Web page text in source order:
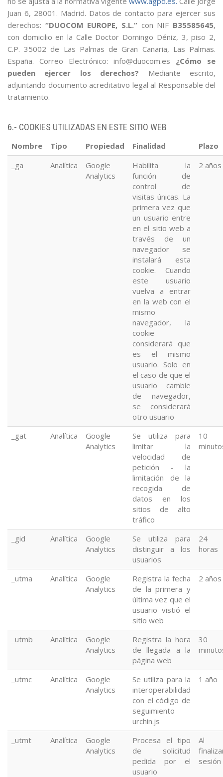
Juan 6, 28001. Madrid. Datos de contacto para ejercer sus
derechos: “DUOCOM EUROPE, S.L.” con NIF B35585645,
con domicilio en la Calle Doctor Domingo Déniz, 3, piso 2,
C.P. 35002 de Las Palmas de Gran Canaria, Las Palmas.
España. Correo Electrónico: info@duocom.es ¿Cómo se
pueden ejercer los derechos? Mediante escrito,
adjuntando documento acreditativo legal al Responsable del
tratamiento.
6.- COOKIES UTILIZADAS EN ESTE SITIO WEB
Nombre Tipo Propiedad Finalidad
Plazo
_ga
Analítica
Google
Analytics
Habilita la
función de
control de
visitas únicas. La
primera vez que
un usuario entre
en el sitio web a
través de un
navegador se
instalará esta
cookie. Cuando
este usuario
vuelva a entrar
en la web con el
mismo
navegador, la
cookie
considerará que
es el mismo
usuario. Solo en
el caso de que el
usuario cambie
de navegador,
se considerará
otro usuario
2 años
_gat Analítica
Google
Analytics
Se utiliza para
limitar la
velocidad de
petición - la
limitación de la
recogida de
datos en los
sitios de alto
tráfico
10
_gid Analítica
Google
Analytics
Se utiliza para
distinguir a los
usuarios
24
horas
_utma Analítica
Google
Analytics
Registra la fecha
de la primera y
última vez que el
usuario vistió el
sitio web
2 años
_utmb Analítica
Google
Analytics
Registra la hora
de llegada a la
página web
30
_utmc Analítica
Google
Analytics
Se utiliza para la
interoperabilidad
con el código de
seguimiento
urchin.js
1 año
_utmt Analítica
Google
Analytics
Procesa el tipo
de solicitud
pedida por el
usuario
Al
sesión